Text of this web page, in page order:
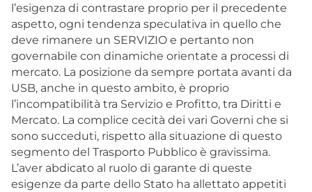
l’esigenza di contrastare proprio per il precedente
aspetto, ogni tendenza speculativa in quello che
deve rimanere un SERVIZIO e pertanto non
governabile con dinamiche orientate a processi di
mercato. La posizione da sempre portata avanti da
USB, anche in questo ambito, è proprio
l’incompatibilità tra Servizio e Profitto, tra Diritti e
Mercato. La complice cecità dei vari Governi che si
sono succeduti, rispetto alla situazione di questo
segmento del Trasporto Pubblico è gravissima.
L’aver abdicato al ruolo di garante di queste
esigenze da parte dello Stato ha allettato appetiti